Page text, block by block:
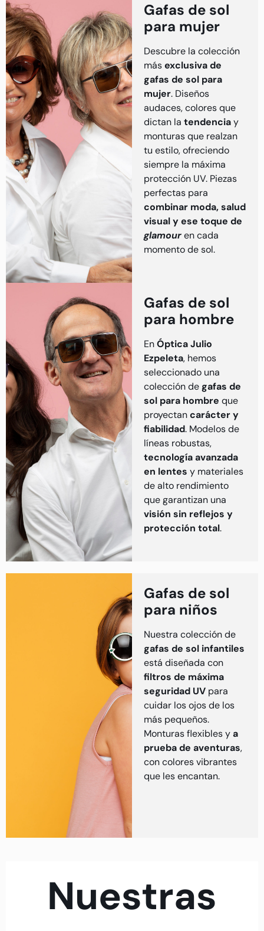
Gafas de sol
para mujer
Descubre la colección
másexclusiva de
gafas de sol para
mujer. Diseños
audaces, colores que
dictan la tendenciay
monturas que realzan
tu estilo, ofreciendo
siempre la máxima
protección UV. Piezas
perfectas para
combinar moda, salud
visual y ese toque de
glamouren cada
momento de sol.
Gafas de sol
para hombre
EnÓptica Julio
Ezpeleta, hemos
seleccionado una
colección degafas de
sol para hombre que
proyectancarácter y
fiabilidad. Modelos de
líneas robustas,
tecnología avanzada
en lentes y materiales
de alto rendimiento
que garantizan una
visión sin reflejos y
protección total.
Gafas de sol
para niños
Nuestra colección de
gafas de sol infantiles
está diseñada con
filtros de máxima
seguridad UV para
cuidar los ojos de los
más pequeños.
Monturas flexibles ya
prueba de aventuras,
con colores vibrantes
que les encantan.
Nuestras